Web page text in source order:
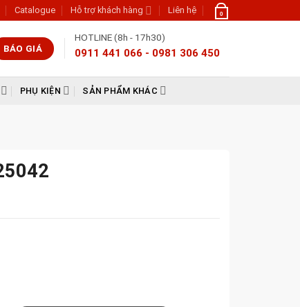
Catalogue Hỗ trợ khách hàng Liên hệ 0
BÁO GIÁ
HOTLINE (8h - 17h30)
0911 441 066 - 0981 306 450
PHỤ KIỆN SẢN PHẨM KHÁC